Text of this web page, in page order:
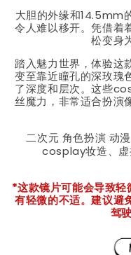
大胆的外缘和14.5mm
令人难以移开。凭借着
松变身
踏入魅力世界，体验这
变至靠近瞳孔的深玫瑰
了深度和层次。这些
丝魔力，非常适合扮演
二次元 角色扮演 动
cosplay妆造、虚
*这款镜片可能会导致
有轻微的不适。建议避
驾